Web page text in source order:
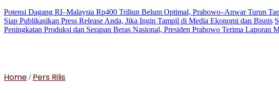
Potensi Dagang RI–Malaysia Rp400 Triliun Belum Optimal, Prabowo–Anwar Turun
Siap Publikasikan Press Release Anda, Jika Ingin Tampil di Media Ekonomi dan Bisnis
Peningkatan Produksi dan Serapan Beras Nasional, Presiden Prabowo Terima Laporan
Home / Pers Rilis